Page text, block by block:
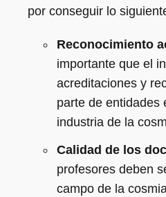
por conseguir lo
Reconocimiento
importante que el
acreditaciones y
parte de entidades
industria de la
Calidad de los
profesores deben
campo de la